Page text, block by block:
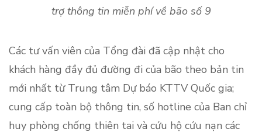
trợ thông tin miễn phí về bão số 9
Các tư vấn viên của Tổng đài đã cập nhật cho
khách hàng đầy đủ đường đi của bão theo bản tin
mới nhất từ Trung tâm Dự báo KTTV Quốc gia;
cung cấp toàn bộ thông tin, số hotline của Ban chỉ
huy phòng chống thiên tai và cứu hộ cứu nạn các